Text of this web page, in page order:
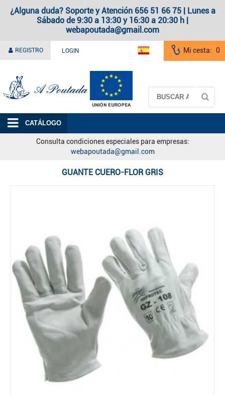
¿Alguna duda? Soporte y Atención 656 51 66 75 | Lunes a
Sábado de 9:30 a 13:30 y 16:30 a 20:30 h |
webapoutada@gmail.com
REGISTRO LOGIN Mi cesta: 0
CATÁLOGO
Consulta condiciones especiales para empresas:
webapoutada@gmail.com
GUANTE CUERO-FLOR GRIS